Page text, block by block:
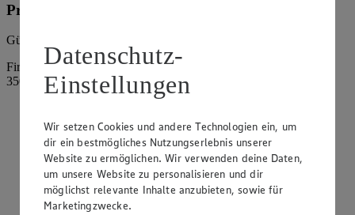
Prospekte
Gültig vom
Firma: Schwebel Lebensmittelmarkt GmbH, Hainstr. 13, 22297
35066
ansehen
Siehe dir die Angebote der Woche deines Marktes im
digitalen Blätterkatalog an.
Prospekt Edeka_Neukauf_4313865015703 im Browser
Datenschutz-
Einstellungen
Wir setzen Cookies und andere Technologien ein, um
dir ein bestmögliches Nutzungserlebnis unserer
Website zu ermöglichen. Wir verwenden deine Daten,
um unsere Website zu personalisieren und dir
möglichst relevante Inhalte anzubieten, sowie für
Marketingzwecke.